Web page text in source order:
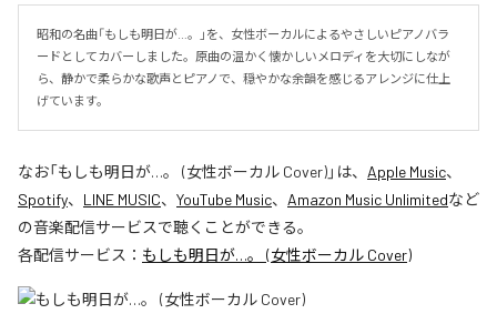
昭和の名曲「もしも明日が…。」を、女性ボーカルによるやさしいピアノバラ
ードとしてカバーしました。原曲の温かく懐かしいメロディを大切にしなが
ら、静かで柔らかな歌声とピアノで、穏やかな余韻を感じるアレンジに仕上
げています。
なお「もしも明日が…。 (女性ボーカル Cover)」は、 Apple Music、
Spotify、 LINE MUSIC、 YouTube Music、 Amazon Music Unlimitedなど
の音楽配信サービスで聴くことができる。
各配信サービス： もしも明日が…。 (女性ボーカル Cover)